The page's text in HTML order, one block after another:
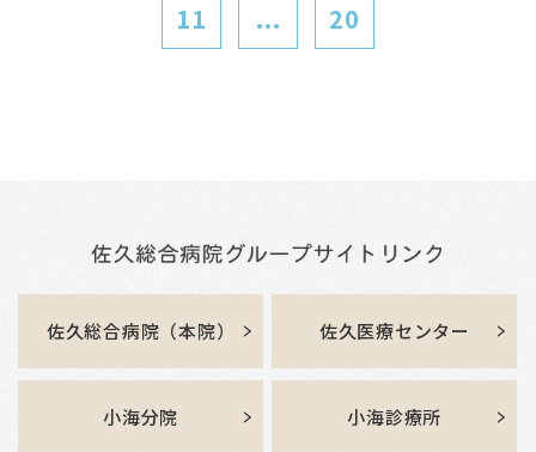
11 ... 20
佐久総合病院（本院） 佐久医療センター
小海分院 小海診療所